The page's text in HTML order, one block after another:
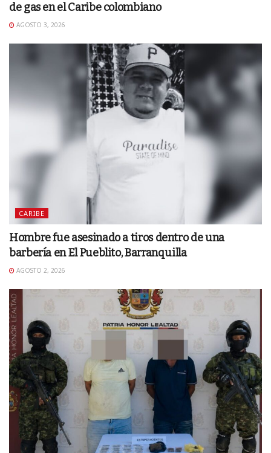
de gas en el Caribe colombiano
AGOSTO 3, 2026
CARIBE
Hombre fue asesinado a tiros dentro de una
barbería en El Pueblito, Barranquilla
AGOSTO 2, 2026